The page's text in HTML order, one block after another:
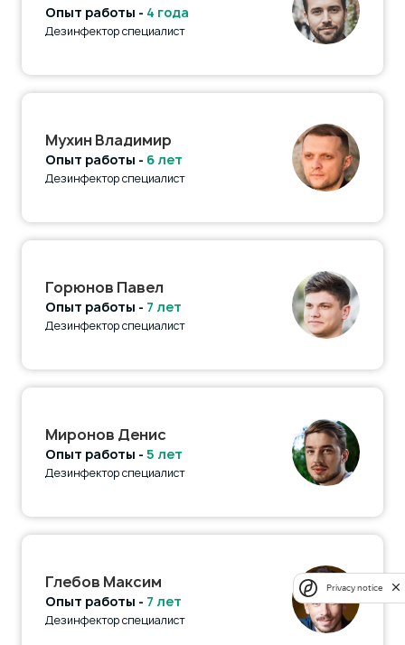
Опыт работы - 4 года
Дезинфектор специалист
Мухин Владимир
Опыт работы - 6 лет
Дезинфектор специалист
Горюнов Павел
Опыт работы - 7 лет
Дезинфектор специалист
Миронов Денис
Опыт работы - 5 лет
Дезинфектор специалист
Глебов Максим
Опыт работы - 7 лет
Дезинфектор специалист
Privacy notice